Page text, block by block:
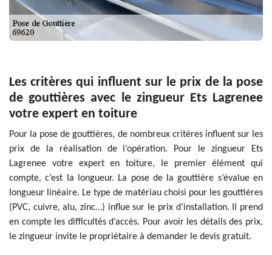
Les critères qui influent sur le prix de la pose
de gouttières avec le zingueur Ets Lagrenee
votre expert en toiture
Pour la pose de gouttières, de nombreux critères influent sur les
prix de la réalisation de l’opération. Pour le zingueur Ets
Lagrenee votre expert en toiture, le premier élément qui
compte, c’est la longueur. La pose de la gouttière s’évalue en
longueur linéaire. Le type de matériau choisi pour les gouttières
(PVC, cuivre, alu, zinc…) influe sur le prix d’installation. Il prend
en compte les difficultés d’accès. Pour avoir les détails des prix,
le zingueur invite le propriétaire à demander le devis gratuit.